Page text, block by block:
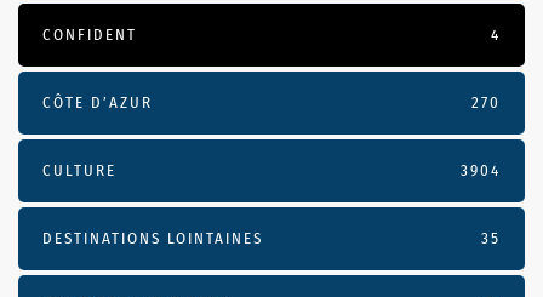
CONFIDENT 4
CÔTE D’AZUR 270
CULTURE 3904
DESTINATIONS LOINTAINES 35